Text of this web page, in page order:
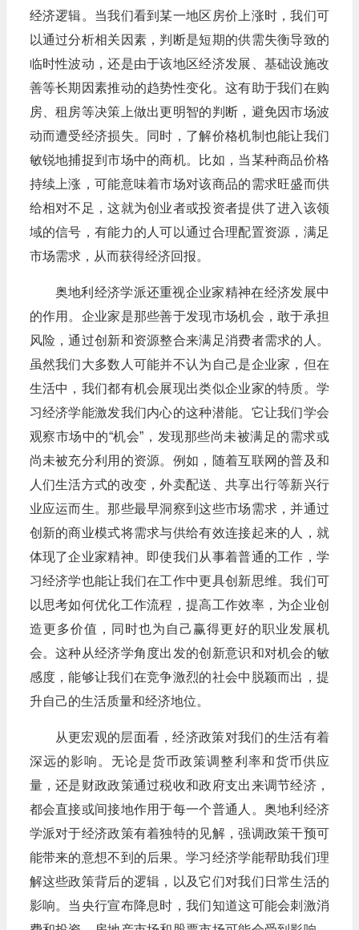
经济逻辑。当我们看到某一地区房价上涨时，我们可
以通过分析相关因素，判断是短期的供需失衡导致的
临时性波动，还是由于该地区经济发展、基础设施改
善等长期因素推动的趋势性变化。这有助于我们在购
房、租房等决策上做出更明智的判断，避免因市场波
动而遭受经济损失。同时，了解价格机制也能让我们
敏锐地捕捉到市场中的商机。比如，当某种商品价格
持续上涨，可能意味着市场对该商品的需求旺盛而供
给相对不足，这就为创业者或投资者提供了进入该领
域的信号，有能力的人可以通过合理配置资源，满足
市场需求，从而获得经济回报。​
奥地利经济学派还重视企业家精神在经济发展中
的作用。企业家是那些善于发现市场机会，敢于承担
风险，通过创新和资源整合来满足消费者需求的人。
虽然我们大多数人可能并不认为自己是企业家，但在
生活中，我们都有机会展现出类似企业家的特质。学
习经济学能激发我们内心的这种潜能。它让我们学会
观察市场中的“机会”，发现那些尚未被满足的需求或
尚未被充分利用的资源。例如，随着互联网的普及和
人们生活方式的改变，外卖配送、共享出行等新兴行
业应运而生。那些最早洞察到这些市场需求，并通过
创新的商业模式将需求与供给有效连接起来的人，就
体现了企业家精神。即使我们从事着普通的工作，学
习经济学也能让我们在工作中更具创新思维。我们可
以思考如何优化工作流程，提高工作效率，为企业创
造更多价值，同时也为自己赢得更好的职业发展机
会。这种从经济学角度出发的创新意识和对机会的敏
感度，能够让我们在竞争激烈的社会中脱颖而出，提
升自己的生活质量和经济地位。​
从更宏观的层面看，经济政策对我们的生活有着
深远的影响。无论是货币政策调整利率和货币供应
量，还是财政政策通过税收和政府支出来调节经济，
都会直接或间接地作用于每一个普通人。奥地利经济
学派对于经济政策有着独特的见解，强调政策干预可
能带来的意想不到的后果。学习经济学能帮助我们理
解这些政策背后的逻辑，以及它们对我们日常生活的
影响。当央行宣布降息时，我们知道这可能会刺激消